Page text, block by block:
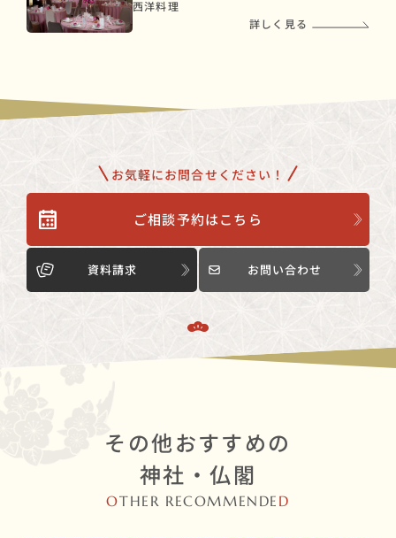
西洋料理
詳しく見る
お気軽にお問合せください！
ご相談予約はこちら
資料請求 お問い合わせ
その他おすすめの
神社・仏閣
OTHER RECOMMENDE D